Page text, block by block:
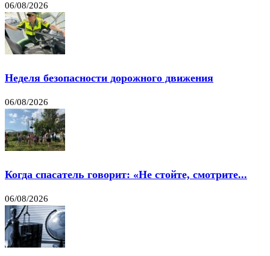
06/08/2026
Неделя безопасности дорожного движения
06/08/2026
Когда спасатель говорит: «Не стойте, смотрите...
06/08/2026